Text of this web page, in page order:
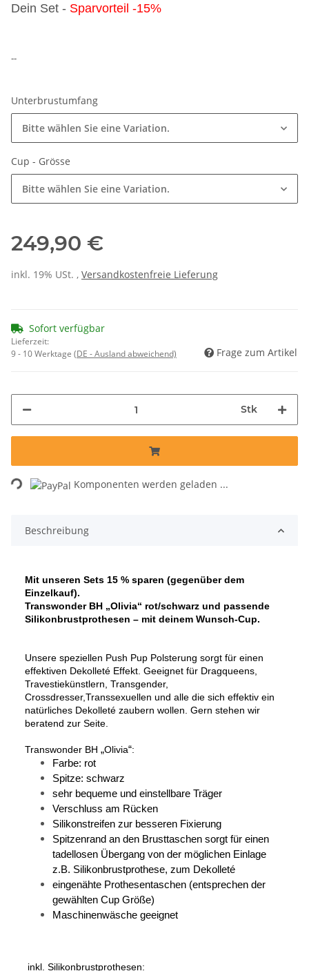
Dein Set - Sparvorteil -15%
--
Unterbrustumfang
Bitte wählen Sie eine Variation.
Cup - Grösse
Bitte wählen Sie eine Variation.
249,90 €
inkl. 19% USt. , Versandkostenfreie Lieferung
Sofort verfügbar
Lieferzeit:
9 - 10 Werktage (DE - Ausland abweichend) Frage zum Artikel
Stk
Loading... Komponenten werden geladen ...
Beschreibung
Mit unseren Sets 15 % sparen (gegenüber dem
Einzelkauf).
Transwonder BH „Olivia“ rot/schwarz und passende
Silikonbrustprothesen – mit deinem Wunsch-Cup.
Unsere speziellen Push Pup Polsterung sorgt für einen
effektiven Dekolleté Effekt. Geeignet für Dragqueens,
Travestiekünstlern, Transgender,
Crossdresser,Transsexuellen und alle die sich effektiv ein
natürliches Dekolleté zaubern wollen. Gern stehen wir
beratend zur Seite.
Transwonder BH „Olivia“:
Farbe: rot
Spitze: schwarz
sehr bequeme und einstellbare Träger
Verschluss am Rücken
Silikonstreifen zur besseren Fixierung
Spitzenrand an den Brusttaschen sorgt für einen
tadellosen Übergang von der möglichen Einlage
z.B. Silikonbrustprothese, zum Dekolleté
eingenähte Prothesentaschen (entsprechen der
gewählten Cup Größe)
Maschinenwäsche geeignet
inkl. Silikonbrustprothesen: